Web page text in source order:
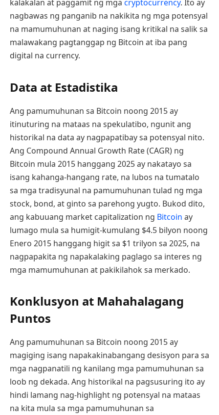
kalakalan at paggamit ng mga cryptocurrency. Ito ay
nagbawas ng panganib na nakikita ng mga potensyal
na mamumuhunan at naging isang kritikal na salik sa
malawakang pagtanggap ng Bitcoin at iba pang
digital na currency.
Data at Estadistika
Ang pamumuhunan sa Bitcoin noong 2015 ay
itinuturing na mataas na spekulatibo, ngunit ang
historikal na data ay nagpapatibay sa potensyal nito.
Ang Compound Annual Growth Rate (CAGR) ng
Bitcoin mula 2015 hanggang 2025 ay nakatayo sa
isang kahanga-hangang rate, na lubos na tumatalo
sa mga tradisyunal na pamumuhunan tulad ng mga
stock, bond, at ginto sa parehong yugto. Bukod dito,
ang kabuuang market capitalization ng Bitcoin ay
lumago mula sa humigit-kumulang $4.5 bilyon noong
Enero 2015 hanggang higit sa $1 trilyon sa 2025, na
nagpapakita ng napakalaking paglago sa interes ng
mga mamumuhunan at pakikilahok sa merkado.
Konklusyon at Mahahalagang
Puntos
Ang pamumuhunan sa Bitcoin noong 2015 ay
magiging isang napakakinabangang desisyon para sa
mga nagpanatili ng kanilang mga pamumuhunan sa
loob ng dekada. Ang historikal na pagsusuring ito ay
hindi lamang nag-highlight ng potensyal na mataas
na kita mula sa mga pamumuhunan sa